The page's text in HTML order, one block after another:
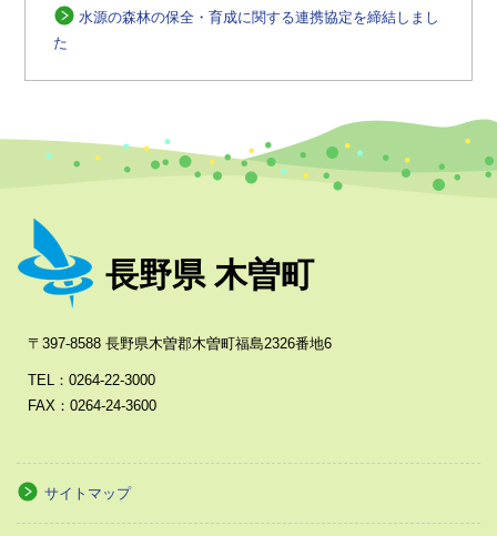
水源の森林の保全・育成に関する連携協定を締結しまし
た
長野県 木曽町
〒397-8588 長野県木曽郡木曽町福島2326番地6
TEL：0264-22-3000
FAX：0264-24-3600
サイトマップ